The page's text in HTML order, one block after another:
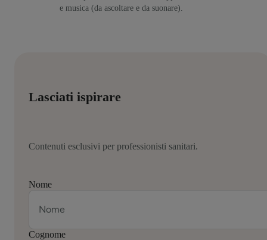
e musica (da ascoltare e da suonare).
Lasciati ispirare
Contenuti esclusivi per professionisti sanitari.
Nome
Cognome